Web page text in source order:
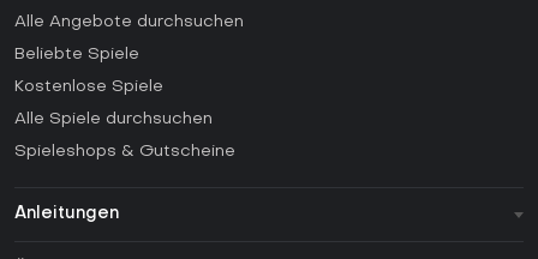
Alle Angebote durchsuchen
Beliebte Spiele
Kostenlose Spiele
Alle Spiele durchsuchen
Spieleshops & Gutscheine
Anleitungen